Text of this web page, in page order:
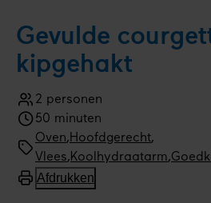
Gevulde
kipgehakt
Aantal
personen
2 personen
Kooktijd
50 minuten
Bereidingswijze
Oven Menugang
Hoofdgerecht
Soort
gerecht
Vlees,Koolhydraatarm,
Afdrukken